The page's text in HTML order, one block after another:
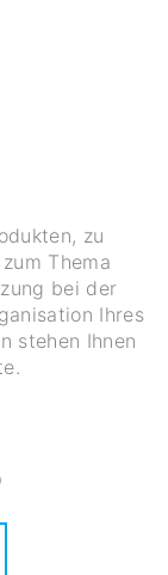
zu
Thema
bei der
Ihres
stehen Ihnen